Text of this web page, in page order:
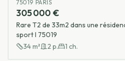
75019 PARIS
305 000 €
Rare T2 de 33m2 dans une
sport I 75019
34m² 2 p. 1 ch.